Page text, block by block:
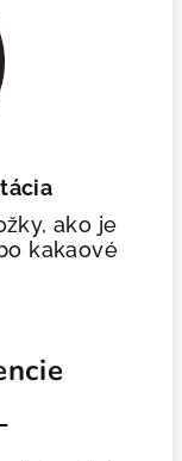
ako je
kakaové